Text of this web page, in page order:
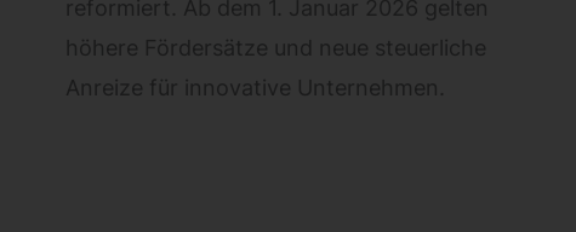
reformiert. Ab dem 1. Januar 2026 gelten
höhere Fördersätze und neue steuerliche
Anreize für innovative Unternehmen.